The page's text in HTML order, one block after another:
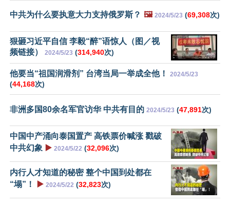
中共为什么要执意大力支持俄罗斯？ 🖼️ 2024/5/23 (69,308次)
狠砸习近平自信 李毅“醉”语惊人（图／视
频链接）
2024/5/23 (314,940次)
他要当“祖国润滑剂” 台湾当局一举成全他！ 2024/5/23
(44,168次)
非洲多国80余名军官访华 中共有目的 2024/5/23 (47,891次)
中国中产涌向泰国置产 高铁票价喊涨 戳破
中共幻象 ▶️ 2024/5/22 (32,096次)
内行人才知道的秘密 整个中国到处都在
“塌”！
▶️ 2024/5/22 (32,823次)